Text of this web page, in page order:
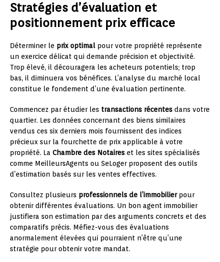
Stratégies d’évaluation et
positionnement prix efficace
Déterminer le prix optimal pour votre propriété représente
un exercice délicat qui demande précision et objectivité.
Trop élevé, il découragera les acheteurs potentiels; trop
bas, il diminuera vos bénéfices. L’analyse du marché local
constitue le fondement d’une évaluation pertinente.
Commencez par étudier les transactions récentes dans votre
quartier. Les données concernant des biens similaires
vendus ces six derniers mois fournissent des indices
précieux sur la fourchette de prix applicable à votre
propriété. La Chambre des Notaires et les sites spécialisés
comme MeilleursAgents ou SeLoger proposent des outils
d’estimation basés sur les ventes effectives.
Consultez plusieurs professionnels de l’immobilierpour
obtenir différentes évaluations. Un bon agent immobilier
justifiera son estimation par des arguments concrets et des
comparatifs précis. Méfiez-vous des évaluations
anormalement élevées qui pourraient n’être qu’une
stratégie pour obtenir votre mandat.